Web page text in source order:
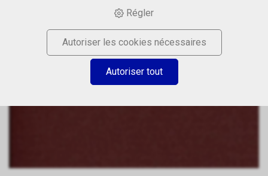
Régler
Autoriser les cookies nécessaires
Autoriser tout